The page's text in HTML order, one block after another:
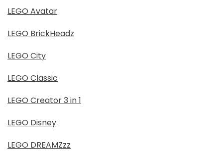
LEGO Avatar
LEGO BrickHeadz
LEGO City
LEGO Classic
LEGO Creator 3 in 1
LEGO Disney
LEGO DREAMZzz